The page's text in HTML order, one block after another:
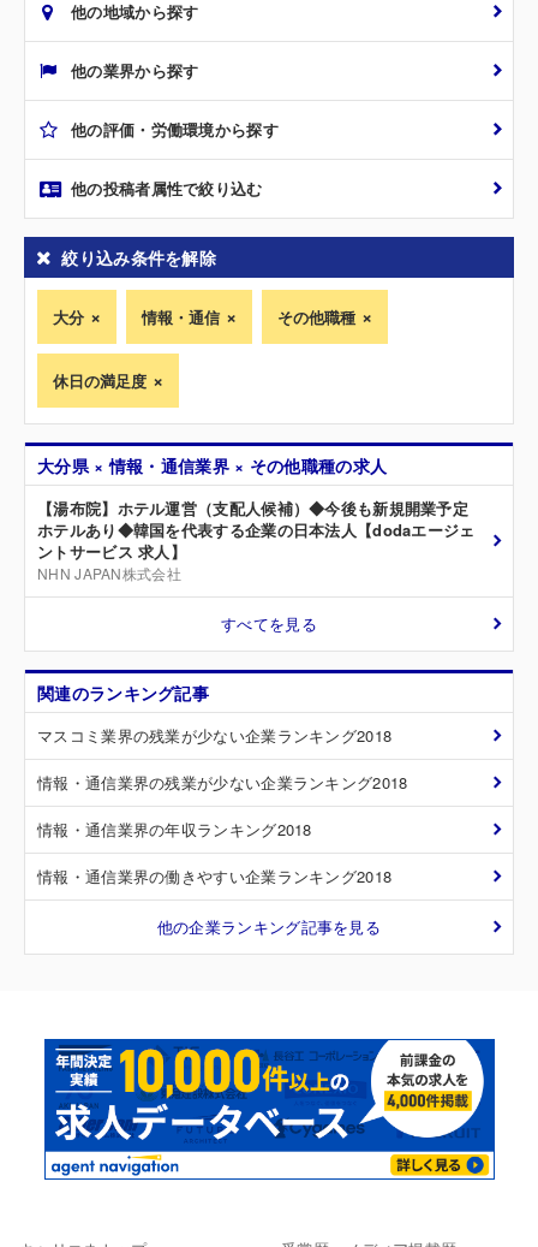
他の地域から探す
他の業界から探す
他の評価・労働環境から探す
他の投稿者属性で絞り込む
絞り込み条件を解除
大分 情報・通信 その他職種
休日の満足度
大分県 × 情報・通信業界 × その他職種の求人
【湯布院】ホテル運営（支配人候補）◆今後も新規開業予定
ホテルあり◆韓国を代表する企業の日本法人【dodaエージェ
ントサービス 求人】
NHN JAPAN株式会社
すべてを見る
関連のランキング記事
マスコミ業界の残業が少ない企業ランキング2018
情報・通信業界の残業が少ない企業ランキング2018
情報・通信業界の年収ランキング2018
情報・通信業界の働きやすい企業ランキング2018
他の企業ランキング記事を見る